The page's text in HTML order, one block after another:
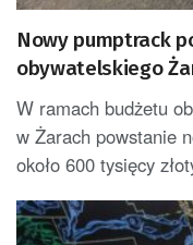
Nowy pumptrack
obywatelskiego
W ramach budżetu
w Żarach powstanie
około 600 tysięcy